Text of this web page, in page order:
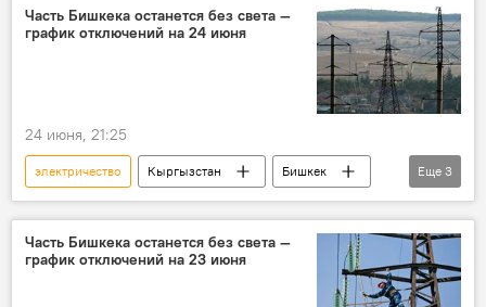
Бишкекское предприятие электрических сетей
Часть Бишкека останется без света —
график отключений на 24 июня
24 июня, 21:25
электричество Кыргызстан
Бишкек
свет
отключение
Бишкекское предприятие электрических сетей
Еще 3
Часть Бишкека останется без света —
график отключений на 23 июня